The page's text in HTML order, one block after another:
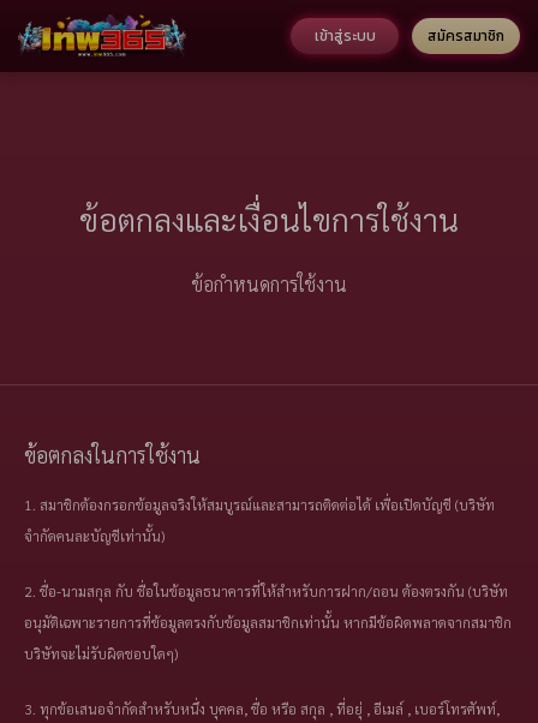
เข้าสู่ระบบ สมัครสมาชิก
ข้อตกลงและเงื่อนไขการใช้งาน
ข้อกำหนดการใช้งาน
ข้อตกลงในการใช้งาน
1. สมาชิกต้องกรอกข้อมูลจริงให้สมบูรณ์และสามารถติดต่อได้ เพื่อเปิดบัญชี (บริษัท
จำกัดคนละบัญชีเท่านั้น)
2. ชื่อ-นามสกุล กับ ชื่อในข้อมูลธนาคารที่ให้สำหรับการฝาก/ถอน ต้องตรงกัน (บริษัท
อนุมัติเฉพาะรายการที่ข้อมูลตรงกับข้อมูลสมาชิกเท่านั้น หากมีข้อผิดพลาดจากสมาชิก
บริษัทจะไม่รับผิดชอบใดๆ)
3. ทุกข้อเสนอจำกัดสำหรับหนึ่ง บุคคล, ชื่อ หรือ สกุล , ที่อยุ่ , อีเมล์ , เบอร์โทรศัพท์,